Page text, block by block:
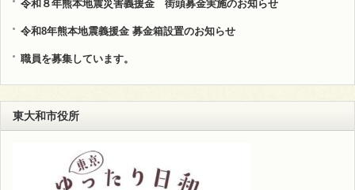
令和８年熊本地震災害義援金 街頭募金実施のお知らせ
令和8年熊本地震義援金 募金箱設置のお知らせ
職員を募集しています。
東大和市役所